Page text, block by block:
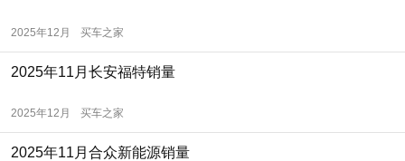
2025年12月 买车之家
2025年11月长安福特销量
2025年12月 买车之家
2025年11月合众新能源销量